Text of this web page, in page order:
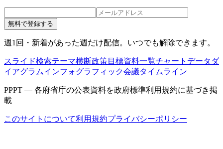
無料で登録する
週1回・新着があった週だけ配信。いつでも解除できます。
スライド検索テーマ横断政策目標資料一覧チャートデータ ダ
イアグラムインフォグラフィック会議タイムライン
PPPT — 各府省庁の公表資料を政府標準利用規約に基づき掲
載
このサイトについて利用規約プライバシーポリシー